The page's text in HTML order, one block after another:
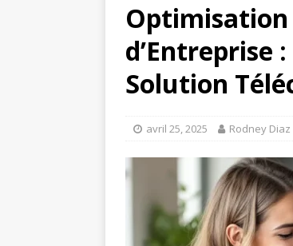
Optimisation
d’Entreprise
Solution
avril 25, 2025 Rodney Diaz